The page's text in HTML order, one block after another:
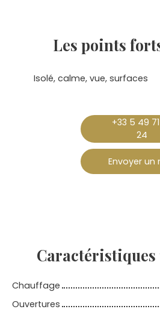
Les points
Isolé, calme, vue, surfaces
+33 5 49
24
Envoyer un
Caractéristiques
Chauffage
Ouvertures